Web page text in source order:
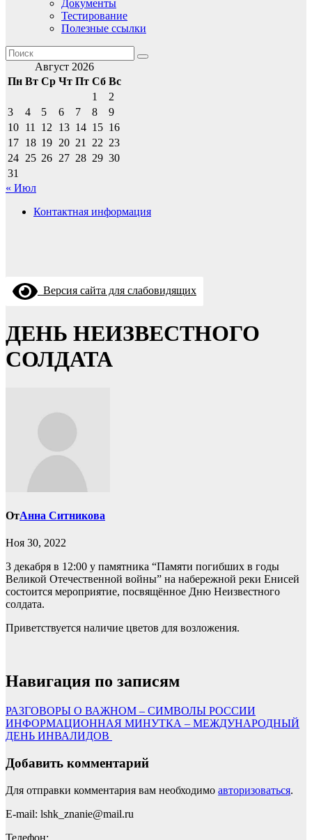
Документы
Тестирование
Полезные ссылки
Август 2026
Пн Вт Ср Чт Пт Сб Вс
1
2
3
4 5 6 7 8
9
10 11 12 13 14 15 16
17 18 19 20 21 22 23
24 25 26 27 28 29 30
31
« Июл
Контактная информация
Версия сайта для слабовидящих
ДЕНЬ НЕИЗВЕСТНОГО
СОЛДАТА
ОтАнна Ситникова
Ноя 30, 2022
3 декабря в 12:00 у памятника “Памяти погибших в годы
Великой Отечественной войны” на набережной реки Енисей
состоится мероприятие, посвящённое Дню Неизвестного
солдата.
Приветствуется наличие цветов для возложения.
Навигация по записям
РАЗГОВОРЫ О ВАЖНОМ – СИМВОЛЫ РОССИИ
ИНФОРМАЦИОННАЯ МИНУТКА – МЕЖДУНАРОДНЫЙ
ДЕНЬ ИНВАЛИДОВ
Добавить комментарий
Для отправки комментария вам необходимо авторизоваться.
E-mail: lshk_znanie@mail.ru
Телефон: